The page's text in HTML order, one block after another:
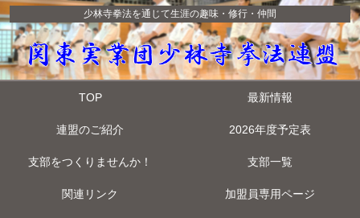
少林寺拳法を通じて生涯の趣味・修行・仲間
TOP 最新情報
連盟のご紹介 2026年度予定表
支部をつくりませんか！ 支部一覧
関連リンク 加盟員専用ページ